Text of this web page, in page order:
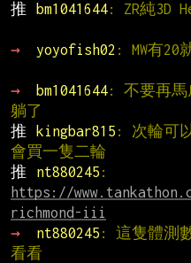
推
bm1041644: ZR純3D
→
yoyofish02 : MW有20
→
bm1041644: 不要再馬
躺了
推
kingbar815 : 次輪可
會買一隻二輪
推
nt880245
https://
richmond-iii
→
nt880245 : 這隻體測
看看